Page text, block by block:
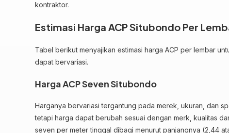
kontraktor.
Estimasi Harga ACP Situbondo Per
Tabel berikut menyajikan estimasi harga ACP per lembar
dapat bervariasi.
Harga ACP Seven Situbondo
Harganya bervariasi tergantung pada merek, ukuran, dan
tetapi harga dapat berubah sesuai dengan merk, kualitas
seven per meter tinggal dibagi menurut panjangnya (2,44